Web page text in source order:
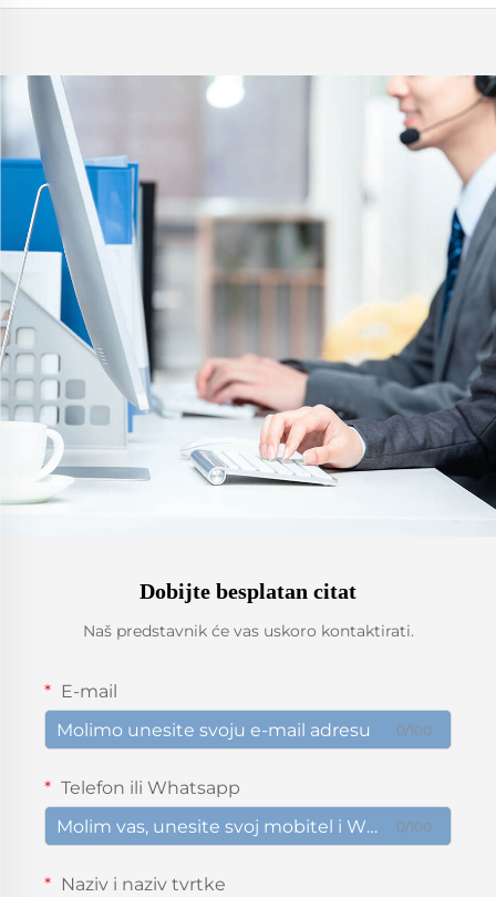
Dobijte besplatan citat
Naš predstavnik će vas uskoro kontaktirati.
E-mail
0/100
Telefon ili Whatsapp
0/100
Naziv i naziv tvrtke